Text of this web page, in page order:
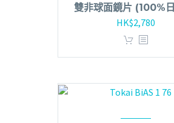
雙非球面鏡片 (100%
HK$2,780